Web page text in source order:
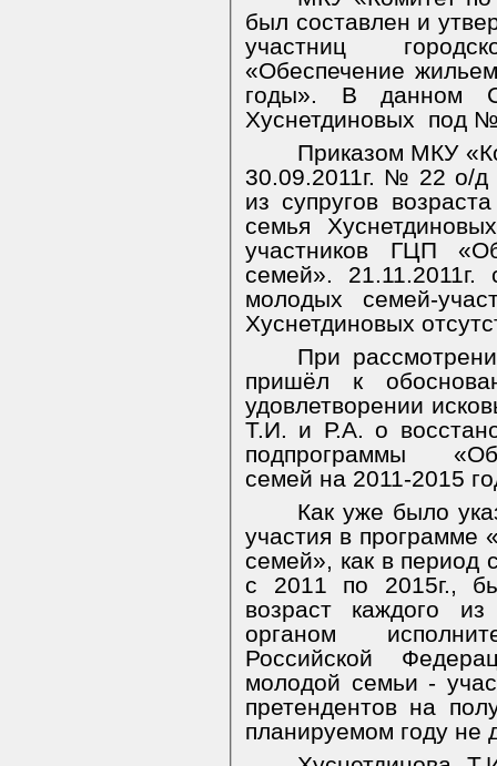
был составлен и
участниц
«Обеспечение
годы». В данном
Хуснетдиновых под
Приказом МКУ
30.09.2011г. № 22 о/д
из супругов
семья
участников ГЦП
семей». 21.11.2011г.
молодых семей-
Хуснетдиновых
При
пришёл к
удовлетворении
Т.И. и Р.А. о
подпрограммы
семей на 2011-2015
Как уже было
участия в программе
семей», как в период
с 2011 по 2015г.,
возраст каждого
органом
Российской
молодой семьи -
претендентов на
планируемом году не